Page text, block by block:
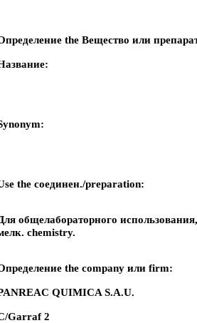
the Вещество или
the соединен./preparation:
общелабораторного
chemistry.
the company или firm:
QUIMICA S.A.U.
Garraf 2